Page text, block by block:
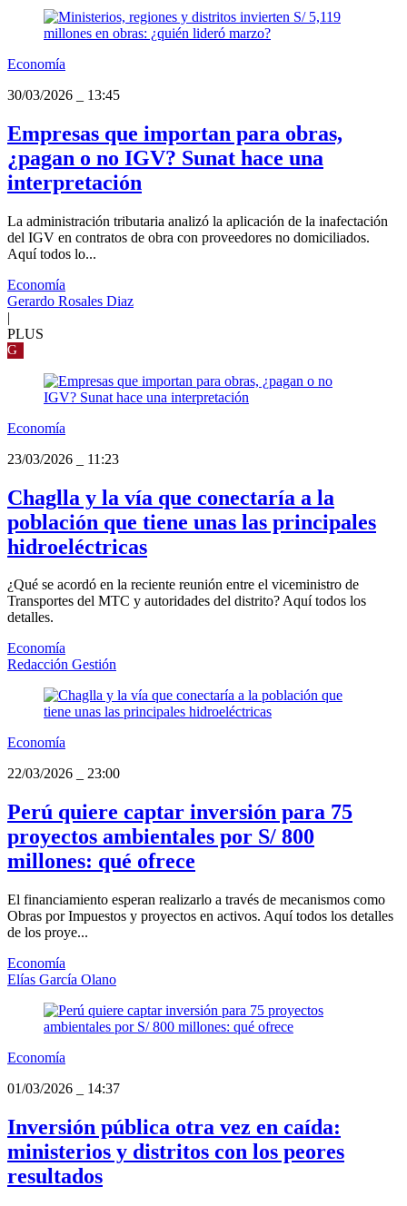
Economía
30/03/2026
13:45
Empresas que importan para obras,
¿pagan o no IGV? Sunat hace una
interpretación
La administración tributaria analizó la aplicación de la inafectación
del IGV en contratos de obra con proveedores no domiciliados.
Aquí todos lo...
Economía
Gerardo Rosales Diaz
|
PLUS
G
Economía
23/03/2026
11:23
Chaglla y la vía que conectaría a la
población que tiene unas las principales
hidroeléctricas
¿Qué se acordó en la reciente reunión entre el viceministro de
Transportes del MTC y autoridades del distrito? Aquí todos los
detalles.
Economía
Redacción Gestión
Economía
22/03/2026
23:00
Perú quiere captar inversión para 75
proyectos ambientales por S/ 800
millones: qué ofrece
El financiamiento esperan realizarlo a través de mecanismos como
Obras por Impuestos y proyectos en activos. Aquí todos los detalles
de los proye...
Economía
Elías García Olano
Economía
01/03/2026
14:37
Inversión pública otra vez en caída:
ministerios y distritos con los peores
resultados